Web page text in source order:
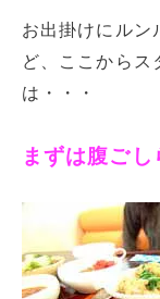
お出掛けにルン
ど、ここからス
は・・・
まずは腹ごし